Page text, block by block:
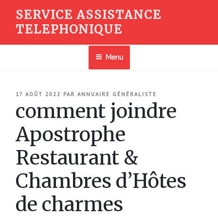
contenu
SERVICE ASSISTANCE
TELEPHONIQUE
Menu
PUBLIÉ
17 AOÛT 2022 PAR ANNUAIRE GÉNÉRALISTE
comment joindre
Apostrophe
Restaurant &
Chambres d’Hôtes
de charmes